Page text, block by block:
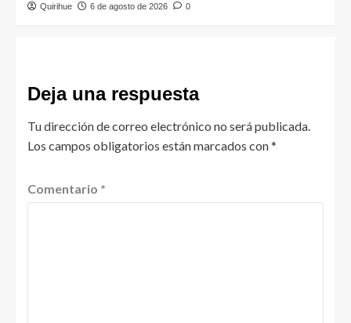
Quirihue 6 de agosto de 2026 0
Deja una respuesta
Tu dirección de correo electrónico no será publicada.
Los campos obligatorios están marcados con*
Comentario *